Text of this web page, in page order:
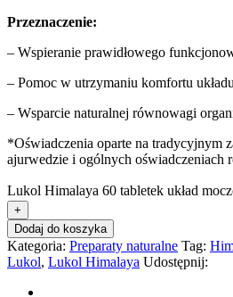
Przeznaczenie:
– Wspieranie prawidłowego
– Pomoc w utrzymaniu komfortu
– Wsparcie naturalnej równowagi
*Oświadczenia oparte na tradycyjnym
ajurwedzie i ogólnych oświadczeniach
Lukol Himalaya 60 tabletek układ
Dodaj do koszyka
Kategoria: Preparaty naturalne Tag:
Lukol, Lukol Himalaya Udostępnij: